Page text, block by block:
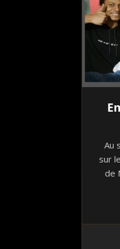
Au
sur
de